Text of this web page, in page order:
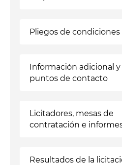
Pliegos de condiciones
Información adicional y
puntos de contacto
Licitadores, mesas de
contratación e
Resultados de la